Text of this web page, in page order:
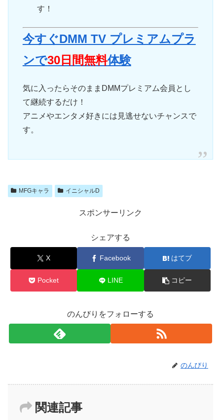
す！
今すぐDMM TV プレミアムプラ
ンで30日間無料体験
気に入ったらそのままDMMプレミアム会員とし
て継続するだけ！
アニメやエンタメ好きには見逃せないチャンスで
す。
MFGキャラ イニシャルD
スポンサーリンク
シェアする
X Facebook はてブ
Pocket LINE コピー
のんびりをフォローする
のんびり
関連記事